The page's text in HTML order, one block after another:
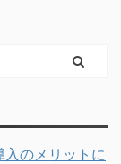
入のメリットに